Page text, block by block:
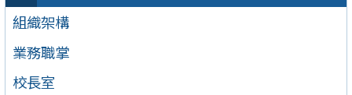
組織架構
業務職掌
校長室